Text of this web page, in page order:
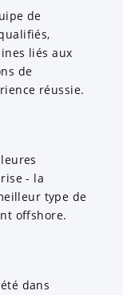
de
liés aux
de
réussie.
- la
type de
offshore.
dans